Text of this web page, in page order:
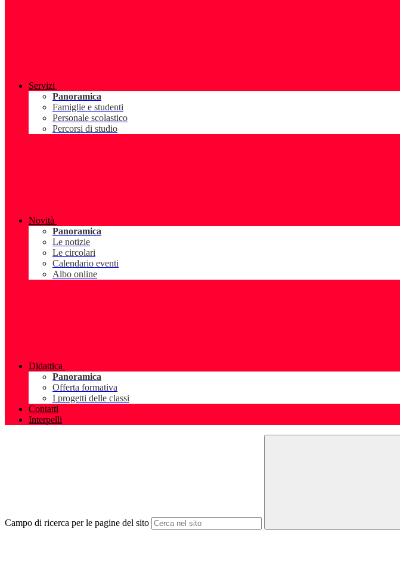
Servizi
Panoramica
Famiglie e studenti
Personale scolastico
Percorsi di studio
Novità
Panoramica
Le notizie
Le circolari
Calendario eventi
Albo online
Didattica
Panoramica
Offerta formativa
I progetti delle classi
Contatti
Interpelli
Campo di ricerca per le pagine del sito